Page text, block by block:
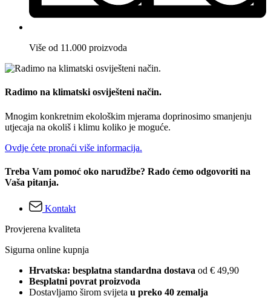
Više od 11.000 proizvoda
Radimo na klimatski osviješteni način.
Mnogim konkretnim ekološkim mjerama doprinosimo smanjenju
utjecaja na okoliš i klimu koliko je moguće.
Ovdje ćete pronaći više informacija.
Treba Vam pomoć oko narudžbe? Rado ćemo odgovoriti na
Vaša pitanja.
Kontakt
Provjerena kvaliteta
Sigurna online kupnja
Hrvatska: besplatna standardna dostava od € 49,90
Besplatni povrat proizvoda
Dostavljamo širom svijeta u preko 40 zemalja